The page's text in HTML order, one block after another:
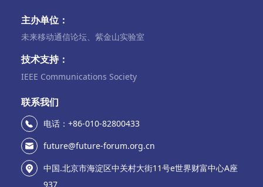
主办单位：
未来移动通信论坛、紫金山实验室
技术支持：
IEEE Communications Society
联系我们
电话：+86-010-82800433
future@future-forum.org.cn
中国.北京市海淀区中关村大街11号e世界财富中心A座
937